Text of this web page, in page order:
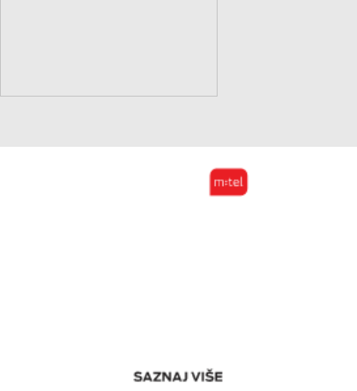
Dan Oslobođenja (Liberation Day) iz bosanske perspektive –